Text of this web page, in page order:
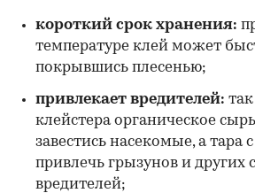
короткий срок хранения:
температуре клей может
покрывшись плесенью;
привлекает вредителей:
клейстера органическое
завестись насекомые, а тара
привлечь грызунов и других
вредителей;